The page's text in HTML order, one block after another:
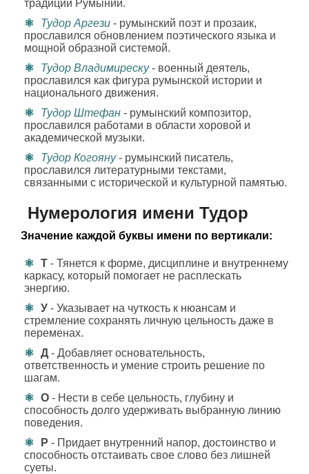
традиции Румынии.
Тудор Аргези - румынский поэт и прозаик,
прославился обновлением поэтического языка и
мощной образной системой.
Тудор Владимиреску- военный деятель,
прославился как фигура румынской истории и
национального движения.
Тудор Штефан - румынский композитор,
прославился работами в области хоровой и
академической музыки.
Тудор Когояну- румынский писатель,
прославился литературными текстами,
связанными с исторической и культурной памятью.
Нумерология имени Тудор
Значение каждой буквы имени по вертикали:
Т - Тянется к форме, дисциплине и внутреннему
каркасу, который помогает не расплескать
энергию.
У - Указывает на чуткость к нюансам и
стремление сохранять личную цельность даже в
переменах.
Д - Добавляет основательность,
ответственность и умение строить решение по
шагам.
О - Нести в себе цельность, глубину и
способность долго удерживать выбранную линию
поведения.
Р - Придает внутренний напор, достоинство и
способность отстаивать свое слово без лишней
суеты.